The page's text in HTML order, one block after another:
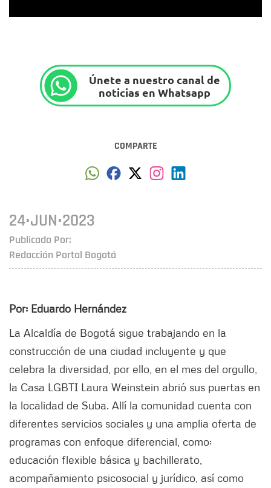
Únete a nuestro canal de
noticias en Whatsapp
COMPARTE
Publicado Por:
Redacción Portal Bogotá
24•JUN•2023
Por: Eduardo Hernández
La Alcaldía de Bogotá sigue trabajando en la
construcción de una ciudad incluyente y que
celebra la diversidad, por ello, en el mes del orgullo,
la Casa LGBTI Laura Weinstein abrió sus puertas en
la localidad de Suba. Allí la comunidad cuenta con
diferentes servicios sociales y una amplia oferta de
programas con enfoque diferencial, como:
educación flexible básica y bachillerato,
acompañamiento psicosocial y jurídico, así como